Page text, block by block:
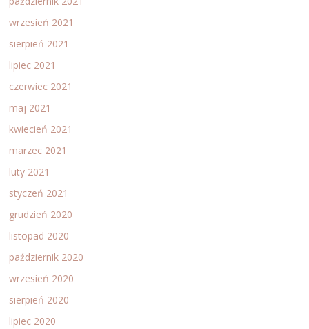
wrzesień 2021
sierpień 2021
lipiec 2021
czerwiec 2021
maj 2021
kwiecień 2021
marzec 2021
luty 2021
styczeń 2021
grudzień 2020
listopad 2020
październik 2020
wrzesień 2020
sierpień 2020
lipiec 2020